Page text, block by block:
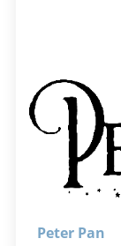
Peter Pan